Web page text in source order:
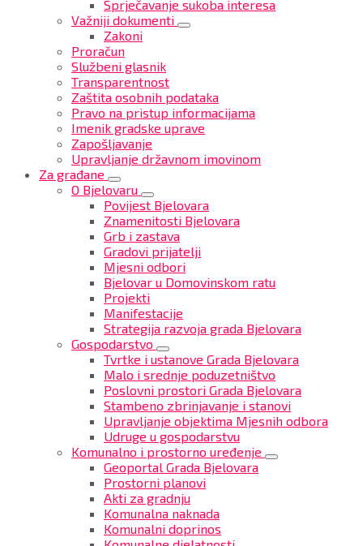
Sprječavanje sukoba interesa
Važniji dokumenti
Zakoni
Proračun
Službeni glasnik
Transparentnost
Zaštita osobnih podataka
Pravo na pristup informacijama
Imenik gradske uprave
Zapošljavanje
Upravljanje državnom imovinom
Za građane
O Bjelovaru
Povijest Bjelovara
Znamenitosti Bjelovara
Grb i zastava
Gradovi prijatelji
Mjesni odbori
Bjelovar u Domovinskom ratu
Projekti
Manifestacije
Strategija razvoja grada Bjelovara
Gospodarstvo
Tvrtke i ustanove Grada Bjelovara
Malo i srednje poduzetništvo
Poslovni prostori Grada Bjelovara
Stambeno zbrinjavanje i stanovi
Upravljanje objektima Mjesnih odbora
Udruge u gospodarstvu
Komunalno i prostorno uređenje
Geoportal Grada Bjelovara
Prostorni planovi
Akti za gradnju
Komunalna naknada
Komunalni doprinos